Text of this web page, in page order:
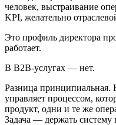
человек, выстраивание
KPI, желательно
Это профиль директора
работает.
В B2B-услугах — нет.
Разница принципиальная.
управляет процессом,
продукт, одни и те же
Задача — держать систему